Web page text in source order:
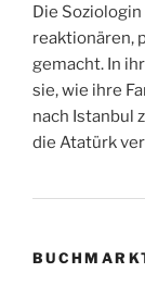
Die
reaktionären,
gemacht. In
sie, wie ihre
nach Istanbul
die Atatürk